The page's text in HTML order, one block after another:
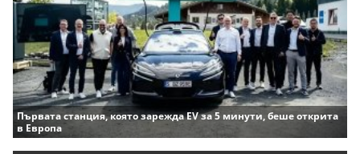
Първата станция, която зарежда EV за 5 минути, беше открита
в Европа